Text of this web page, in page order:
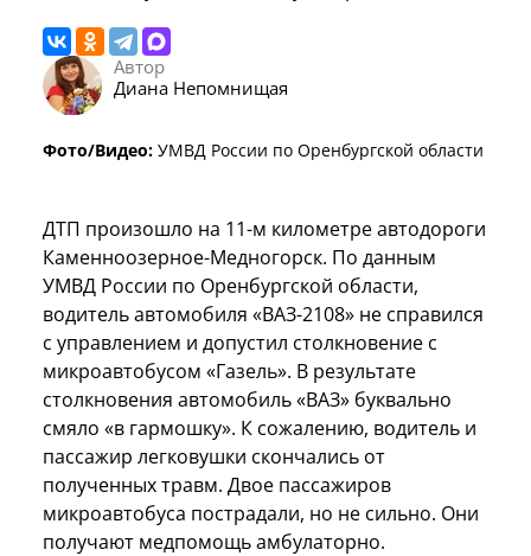
Автор
Диана Непомнищая
Фото/Видео: УМВД России по Оренбургской области
ДТП произошло на 11-м километре автодороги
Каменноозерное-Медногорск. По данным
УМВД России по Оренбургской области,
водитель автомобиля «ВАЗ-2108» не справился
с управлением и допустил столкновение с
микроавтобусом «Газель». В результате
столкновения автомобиль «ВАЗ» буквально
смяло «в гармошку». К сожалению, водитель и
пассажир легковушки скончались от
полученных травм. Двое пассажиров
микроавтобуса пострадали, но не сильно. Они
получают медпомощь амбулаторно.